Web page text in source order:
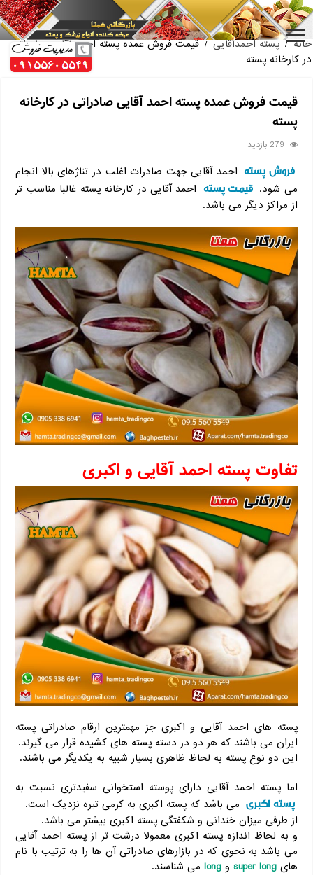
فروش عمده مغز پسته فندقی صادراتی
خانه / پسته احمدآقایی / قیمت فروش عمده پسته احمد آقایی صادراتی
در کارخانه پسته
قیمت فروش عمده پسته احمد آقایی صادراتی در کارخانه
پسته
279 بازدید
فروش پسته احمد آقایی جهت صادرات اغلب در تناژهای بالا انجام
می شود. قیمت پسته احمد آقایی در کارخانه پسته غالبا مناسب تر
از مراکز دیگر می باشد.
تفاوت پسته احمد آقایی و اکبری
پسته های احمد آقایی و اکبری جز مهمترین ارقام صادراتی پسته
ایران می باشند که هر دو در دسته پسته های کشیده قرار می گیرند.
این دو نوع پسته به لحاظ ظاهری بسیار شبیه به یکدیگر می باشند.
اما پسته احمد آقایی دارای پوسته استخوانی سفیدتری نسبت به
پسته اکبری می باشد که پسته اکبری به کرمی تیره نزدیک است.
از طرفی میزان خندانی و شکفتگی پسته اکبری بیشتر می باشد.
و به لحاظ اندازه پسته اکبری معمولا درشت تر از پسته احمد آقایی
می باشد به نحوی که در بازارهای صادراتی آن ها را به ترتیب با نام
هایsuper long وlong می شناسند.